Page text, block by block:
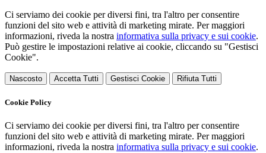
Ci serviamo dei cookie per diversi fini, tra l'altro per consentire
funzioni del sito web e attività di marketing mirate. Per maggiori
informazioni, riveda la nostra informativa sulla privacy e sui cookie.
Può gestire le impostazioni relative ai cookie, cliccando su "Gestisci
Cookie".
Nascosto Accetta Tutti Gestisci Cookie Rifiuta Tutti
Cookie Policy
Ci serviamo dei cookie per diversi fini, tra l'altro per consentire
funzioni del sito web e attività di marketing mirate. Per maggiori
informazioni, riveda la nostra informativa sulla privacy e sui cookie.